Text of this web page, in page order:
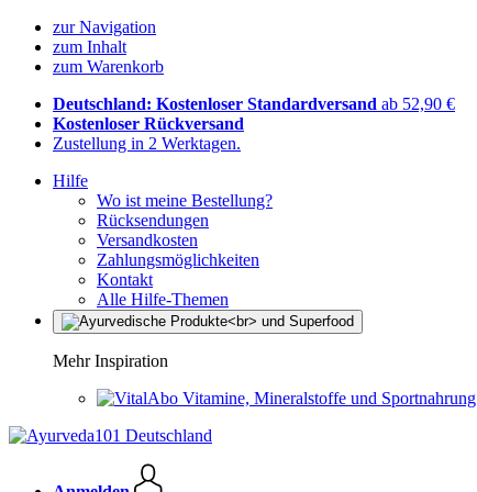
zur Navigation
zum Inhalt
zum Warenkorb
Deutschland: Kostenloser Standardversand ab 52,90 €
Kostenloser Rückversand
Zustellung in 2 Werktagen.
Hilfe
Wo ist meine Bestellung?
Rücksendungen
Versandkosten
Zahlungsmöglichkeiten
Kontakt
Alle Hilfe-Themen
Mehr Inspiration
Vitamine, Mineralstoffe und Sportnahrung